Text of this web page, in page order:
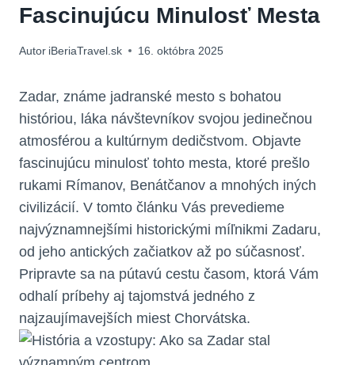
Fascinujúcu Minulosť Mesta
Autor iBeriaTravel.sk 16. októbra 2025
Zadar, známe jadranské mesto s bohatou
históriou, láka návštevníkov svojou jedinečnou
atmosférou a kultúrnym dedičstvom. Objavte
fascinujúcu minulosť tohto mesta, ktoré prešlo
rukami Rímanov, Benátčanov a mnohých iných
civilizácií. V tomto článku Vás prevedieme
najvýznamnejšími historickými míľnikmi Zadaru,
od jeho antických začiatkov až po súčasnosť.
Pripravte sa na pútavú cestu časom, ktorá Vám
odhalí príbehy aj tajomstvá jedného z
najzaujímavejších miest Chorvátska.